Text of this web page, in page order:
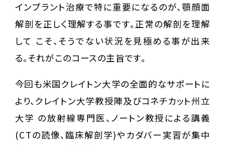
インプラント治療で特に重要になるのが、顎顔面
解剖を正しく理解する事です。正常の解剖を理解
して こそ、そうでない状況を見極める事が出来
る。それがこのコースの主旨です。
今回も米国クレイトン大学の全面的なサポートに
より、クレイトン大学教授陣及びコネチカット州立
大学 の放射線専門医、ノートン教授による講義
(CTの読像、臨床解剖学)やカダバー実習が集中